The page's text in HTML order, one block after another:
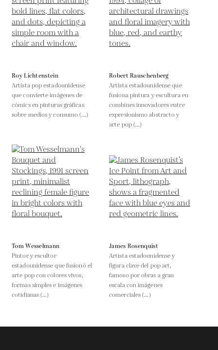
Roy Lichtenstein
Artista pop estadounidense
que convierte imágenes de
cómics en pinturas gráficas
sobre medios y consumo (...)
Robert Rauschenberg
Artista estadounidense que
fusiona pintura y escultura en
combines innovadores entre
expresionismo abstracto y
arte pop (...)
Tom Wesselmann
Pintor y escultor
estadounidense que fusionó el
arte pop con colores vivos,
formas simples e imágenes
cotidianas (...)
James Rosenquist
Artista estadounidense y
figura clave del pop art,
famoso por obras a gran
escala con imágenes
comerciales (...)